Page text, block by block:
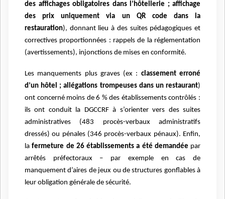
des affichages obligatoires dans l’hôtellerie ; affichage
des prix uniquement via un QR code dans la
restauration), donnant lieu à des suites pédagogiques et
correctives proportionnées : rappels de la réglementation
(avertissements), injonctions de mises en conformité.
Les manquements plus graves (ex : classement erroné
d’un hôtel ; allégations trompeuses dans un restaurant)
ont concerné moins de 6 % des établissements contrôlés :
ils ont conduit la DGCCRF à s’orienter vers des suites
administratives (483 procès-verbaux administratifs
dressés) ou pénales (346 procès-verbaux pénaux). Enfin,
lafermeture de 26 établissements a été demandée par
arrêtés préfectoraux – par exemple en cas de
manquement d’aires de jeux ou de structures gonflables à
leur obligation générale de sécurité.